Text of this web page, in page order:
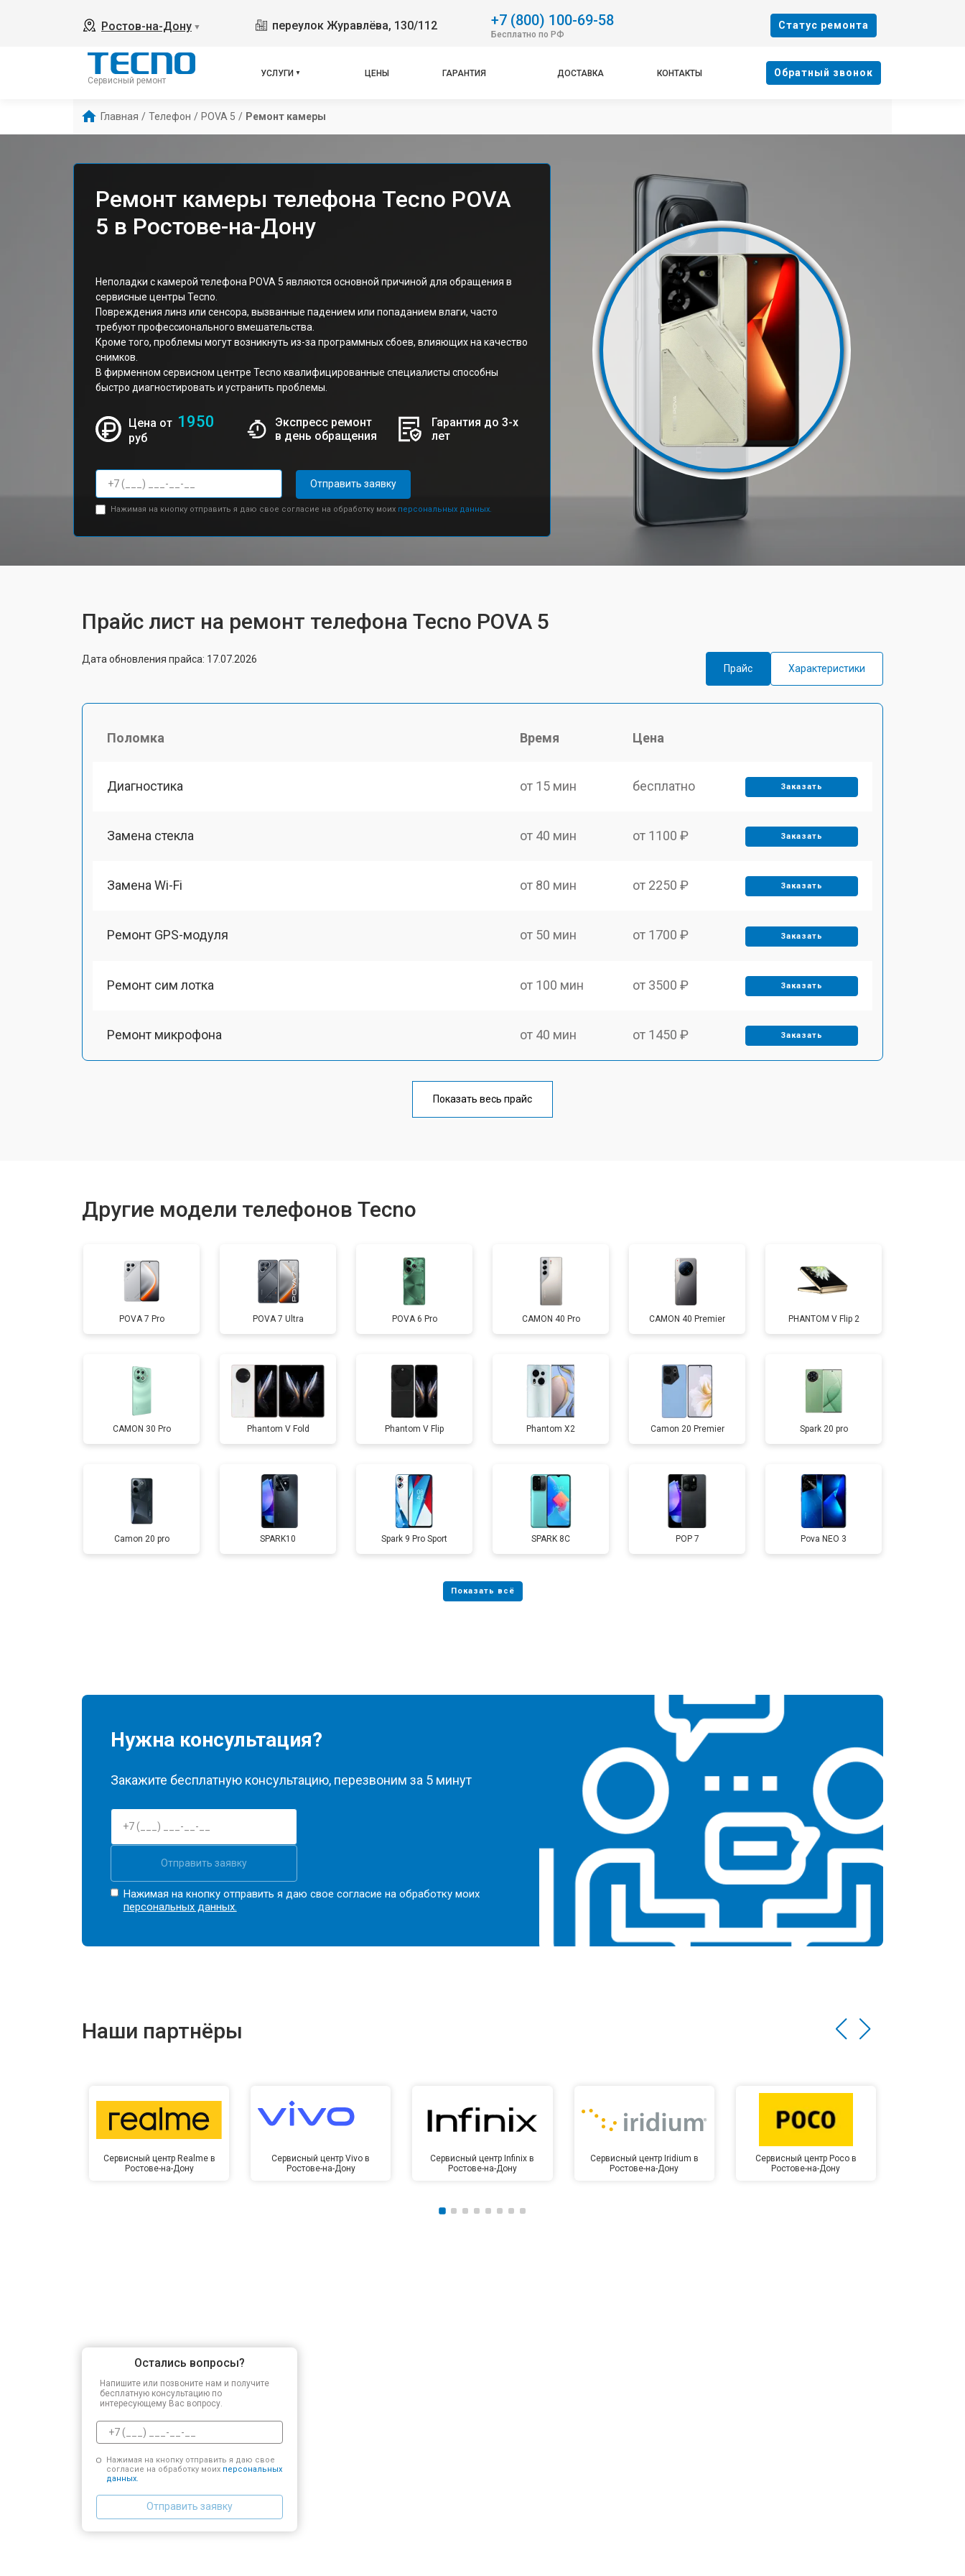
Ростов-на-Дону ▼ переулок Журавлёва, 130/112 +7 (800) 100-69-58
Бесплатно по РФ
Cтатус ремонта
Сервисный ремонт
УСЛУГИ ЦЕНЫ ГАРАНТИЯ ДОСТАВКА КОНТАКТЫ Oбратный звонок
Главная / Телефон / POVA 5 / Ремонт камеры
Ремонт камеры телефона Tecno POVA
5 в Ростове-на-Дону
Неполадки с камерой телефона POVA 5 являются основной причиной для обращения в
сервисные центры Tecno.
Повреждения линз или сенсора, вызванные падением или попаданием влаги, часто
требуют профессионального вмешательства.
Кроме того, проблемы могут возникнуть из-за программных сбоев, влияющих на качество
снимков.
В фирменном сервисном центре Tecno квалифицированные специалисты способны
быстро диагностировать и устранить проблемы.
Цена от 1950
руб
Экспресс ремонт
в день обращения
Гарантия до 3-х
лет
Отправить заявку
Нажимая на кнопку отправить я даю свое согласие на обработку моих персональных данных.
Прайс лист на ремонт телефона Tecno POVA 5
Дата обновления прайса: 17.07.2026
Прайс
Характеристики
Поломка Время Цена
Диагностика от 15 мин бесплатно Заказать
Замена стекла от 40 мин от 1100 ₽ Заказать
Замена Wi-Fi от 80 мин от 2250 ₽ Заказать
Ремонт GPS-модуля от 50 мин от 1700 ₽ Заказать
Ремонт сим лотка от 100 мин от 3500 ₽ Заказать
Ремонт микрофона от 40 мин от 1450 ₽ Заказать
от 70 мин
Замена дисплея (экрана) от 60 мин от 2700 ₽ Заказать
Замена аккумулятора от 60 мин от 950 ₽ Заказать
Замена кнопки включения от 50 мин от 1750 ₽ Заказать
Ремонт цепи питания от 90 мин от 3200 ₽ Заказать
Ремонт динамика от 40 мин от 1400 ₽ Заказать
Показать весь прайс
Другие модели телефонов Tecno
POVA 7 Pro POVA 7 Ultra POVA 6 Pro CAMON 40 Pro CAMON 40 Premier PHANTOM V Flip 2
CAMON 30 Pro Phantom V Fold Phantom V Flip Phantom X2 Camon 20 Premier Spark 20 pro
Camon 20 pro SPARK10 Spark 9 Pro Sport SPARK 8C POP 7 Pova NEO 3
Нужна консультация?
Закажите бесплатную консультацию, перезвоним за 5 минут
Отправить заявку
Нажимая на кнопку отправить я даю свое согласие на обработку моих
персональных данных.
Наши партнёры
Сервисный центр Realme в
Ростове-на-Дону
Сервисный центр Vivo в
Ростове-на-Дону
Сервисный центр Infinix в
Ростове-на-Дону
Сервисный центр Iridium в
Ростове-на-Дону
Сервисный центр Poco в
Ростове-на-Дону
Остались вопросы?
Напишите или позвоните нам и получите
бесплатную консультацию по
интересующему Вас вопросу.
Нажимая на кнопку отправить я даю свое
согласие на обработку моих персональных
данных.
Отправить заявку